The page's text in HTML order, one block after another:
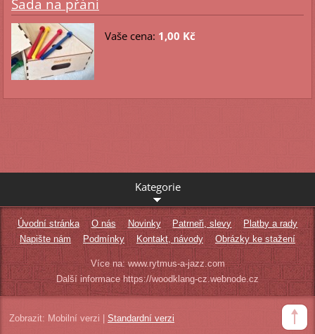
Sada na přání
Vaše cena: 1,00 Kč
Kategorie
Úvodní stránka O nás Novinky Patrneři, slevy
Platby a rady
Napište nám
Podmínky Kontakt, návody Obrázky ke stažení
Více na: www.rytmus-a-jazz.com
Další informace https://woodklang-cz.webnode.cz
Zobrazit: Mobilní verzi Standardní verzi